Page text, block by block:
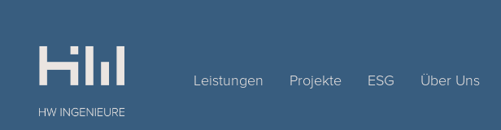
Leistungen Projekte ESG Über Uns